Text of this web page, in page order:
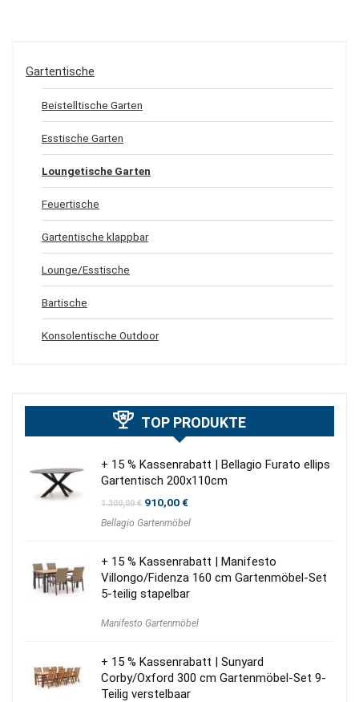
Gartentische
Beistelltische Garten
Esstische Garten
Loungetische Garten
Feuertische
Gartentische klappbar
Lounge/Esstische
Bartische
Konsolentische Outdoor
TOP PRODUKTE
+ 15 % Kassenrabatt | Bellagio Furato ellips
Gartentisch 200x110cm
1.300,00€ Ursprünglicher
war:
910,00€Aktueller
ist:
Bellagio Gartenmöbel
+ 15 % Kassenrabatt | Manifesto
Villongo/Fidenza 160 cm Gartenmöbel-Set
5-teilig stapelbar
Manifesto Gartenmöbel
+ 15 % Kassenrabatt | Sunyard
Corby/Oxford 300 cm Gartenmöbel-Set 9-
Teilig verstelbaar